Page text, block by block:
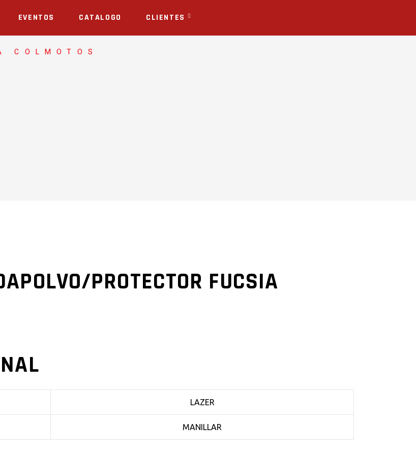
EVENTOS CATALOGO CLIENTES
COLMOTOS
PROTECTOR FUCSIA
LAZER
MANILLAR